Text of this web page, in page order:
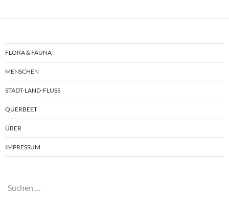
FLORA & FAUNA
MENSCHEN
STADT-LAND-FLUSS
QUERBEET
ÜBER
IMPRESSUM
Suchen